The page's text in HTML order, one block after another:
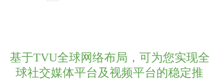
基于TVU全球网络布局，可为您实现全
球社交媒体平台及视频平台的稳定推